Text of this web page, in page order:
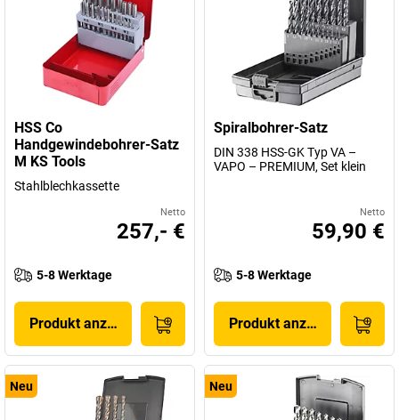
HSS Co
Handgewindebohrer-Satz
M KS Tools
Stahlblechkassette
Netto
257,- €
5-8 Werktage
Produkt anzeigen
Spiralbohrer-Satz
DIN 338 HSS-GK Typ VA –
VAPO – PREMIUM, Set klein
Netto
59,90 €
5-8 Werktage
Produkt anzeigen
Neu Neu